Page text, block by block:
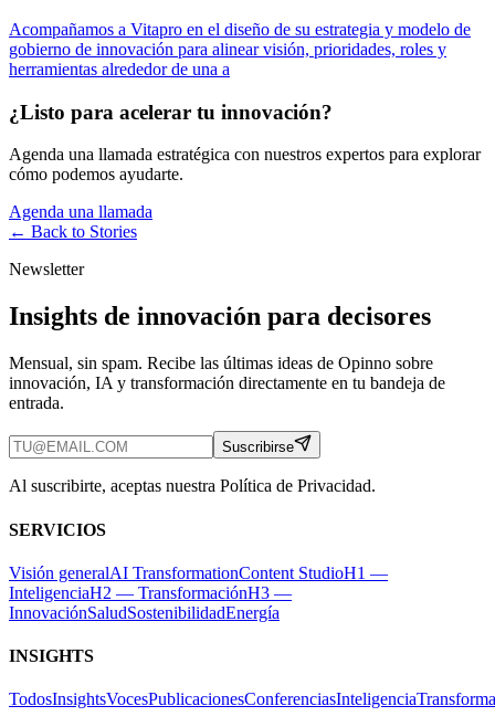
Acompañamos a Vitapro en el diseño de su estrategia y modelo de
gobierno de innovación para alinear visión, prioridades, roles y
herramientas alrededor de una a
¿Listo para acelerar tu innovación?
Agenda una llamada estratégica con nuestros expertos para explorar
cómo podemos ayudarte.
Agenda una llamada
← Back to Stories
Newsletter
Insights de innovación para decisores
Mensual, sin spam. Recibe las últimas ideas de Opinno sobre
innovación, IA y transformación directamente en tu bandeja de
entrada.
Suscribirse
Al suscribirte, aceptas nuestra Política de Privacidad.
SERVICIOS
Visión generalAI TransformationContent StudioH1 —
InteligenciaH2 — TransformaciónH3 —
InnovaciónSaludSostenibilidadEnergía
INSIGHTS
TodosInsightsVocesPublicacionesConferenciasInteligencia